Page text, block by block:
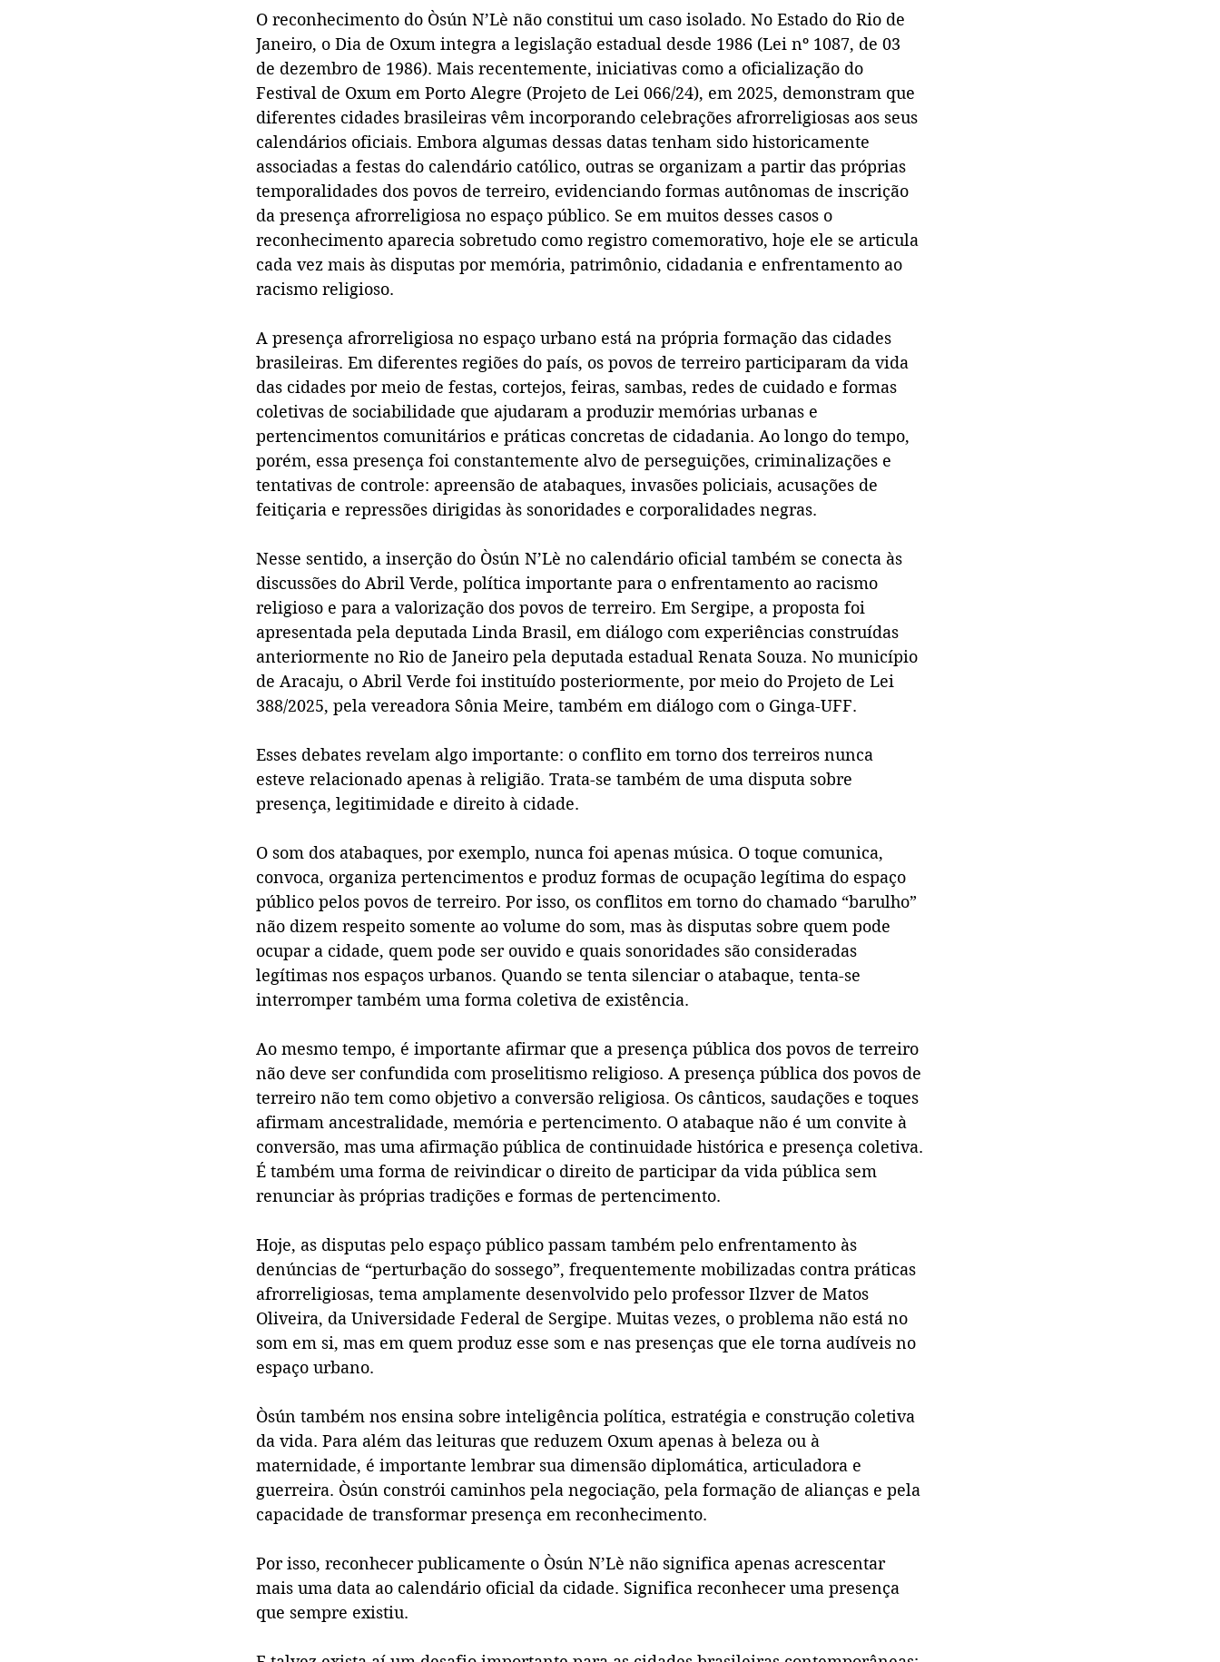
O reconhecimento do Òsún N’Lè não constitui um caso isolado. No Estado do Rio de
Janeiro, o Dia de Oxum integra a legislação estadual desde 1986 (Lei nº 1087, de 03
de dezembro de 1986). Mais recentemente, iniciativas como a oficialização do
Festival de Oxum em Porto Alegre (Projeto de Lei 066/24), em 2025, demonstram que
diferentes cidades brasileiras vêm incorporando celebrações afrorreligiosas aos seus
calendários oficiais. Embora algumas dessas datas tenham sido historicamente
associadas a festas do calendário católico, outras se organizam a partir das próprias
temporalidades dos povos de terreiro, evidenciando formas autônomas de inscrição
da presença afrorreligiosa no espaço público. Se em muitos desses casos o
reconhecimento aparecia sobretudo como registro comemorativo, hoje ele se articula
cada vez mais às disputas por memória, patrimônio, cidadania e enfrentamento ao
racismo religioso.
A presença afrorreligiosa no espaço urbano está na própria formação das cidades
brasileiras. Em diferentes regiões do país, os povos de terreiro participaram da vida
das cidades por meio de festas, cortejos, feiras, sambas, redes de cuidado e formas
coletivas de sociabilidade que ajudaram a produzir memórias urbanas e
pertencimentos comunitários e práticas concretas de cidadania. Ao longo do tempo,
porém, essa presença foi constantemente alvo de perseguições, criminalizações e
tentativas de controle: apreensão de atabaques, invasões policiais, acusações de
feitiçaria e repressões dirigidas às sonoridades e corporalidades negras.
Nesse sentido, a inserção do Òsún N’Lè no calendário oficial também se conecta às
discussões do Abril Verde, política importante para o enfrentamento ao racismo
religioso e para a valorização dos povos de terreiro. Em Sergipe, a proposta foi
apresentada pela deputada Linda Brasil, em diálogo com experiências construídas
anteriormente no Rio de Janeiro pela deputada estadual Renata Souza. No município
de Aracaju, o Abril Verde foi instituído posteriormente, por meio do Projeto de Lei
388/2025, pela vereadora Sônia Meire, também em diálogo com o Ginga-UFF.
Esses debates revelam algo importante: o conflito em torno dos terreiros nunca
esteve relacionado apenas à religião. Trata-se também de uma disputa sobre
presença, legitimidade e direito à cidade.
O som dos atabaques, por exemplo, nunca foi apenas música. O toque comunica,
convoca, organiza pertencimentos e produz formas de ocupação legítima do espaço
público pelos povos de terreiro. Por isso, os conflitos em torno do chamado “barulho”
não dizem respeito somente ao volume do som, mas às disputas sobre quem pode
ocupar a cidade, quem pode ser ouvido e quais sonoridades são consideradas
legítimas nos espaços urbanos. Quando se tenta silenciar o atabaque, tenta-se
interromper também uma forma coletiva de existência.
Ao mesmo tempo, é importante afirmar que a presença pública dos povos de terreiro
não deve ser confundida com proselitismo religioso. A presença pública dos povos de
terreiro não tem como objetivo a conversão religiosa. Os cânticos, saudações e toques
afirmam ancestralidade, memória e pertencimento. O atabaque não é um convite à
conversão, mas uma afirmação pública de continuidade histórica e presença coletiva.
É também uma forma de reivindicar o direito de participar da vida pública sem
renunciar às próprias tradições e formas de pertencimento.
Hoje, as disputas pelo espaço público passam também pelo enfrentamento às
denúncias de “perturbação do sossego”, frequentemente mobilizadas contra práticas
afrorreligiosas, tema amplamente desenvolvido pelo professor Ilzver de Matos
Oliveira, da Universidade Federal de Sergipe. Muitas vezes, o problema não está no
som em si, mas em quem produz esse som e nas presenças que ele torna audíveis no
espaço urbano.
Òsún também nos ensina sobre inteligência política, estratégia e construção coletiva
da vida. Para além das leituras que reduzem Oxum apenas à beleza ou à
maternidade, é importante lembrar sua dimensão diplomática, articuladora e
guerreira. Òsún constrói caminhos pela negociação, pela formação de alianças e pela
capacidade de transformar presença em reconhecimento.
Por isso, reconhecer publicamente o Òsún N’Lè não significa apenas acrescentar
mais uma data ao calendário oficial da cidade. Significa reconhecer uma presença
que sempre existiu.